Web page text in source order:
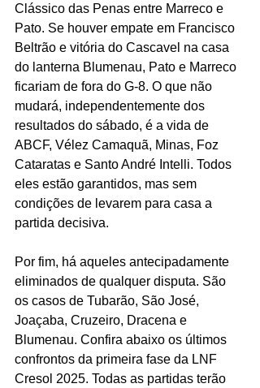
Clássico das Penas entre Marreco e
Pato. Se houver empate em Francisco
Beltrão e vitória do Cascavel na casa
do lanterna Blumenau, Pato e Marreco
ficariam de fora do G-8. O que não
mudará, independentemente dos
resultados do sábado, é a vida de
ABCF, Vélez Camaquã, Minas, Foz
Cataratas e Santo André Intelli. Todos
eles estão garantidos, mas sem
condições de levarem para casa a
partida decisiva.
Por fim, há aqueles antecipadamente
eliminados de qualquer disputa. São
os casos de Tubarão, São José,
Joaçaba, Cruzeiro, Dracena e
Blumenau. Confira abaixo os últimos
confrontos da primeira fase da LNF
Cresol 2025. Todas as partidas terão